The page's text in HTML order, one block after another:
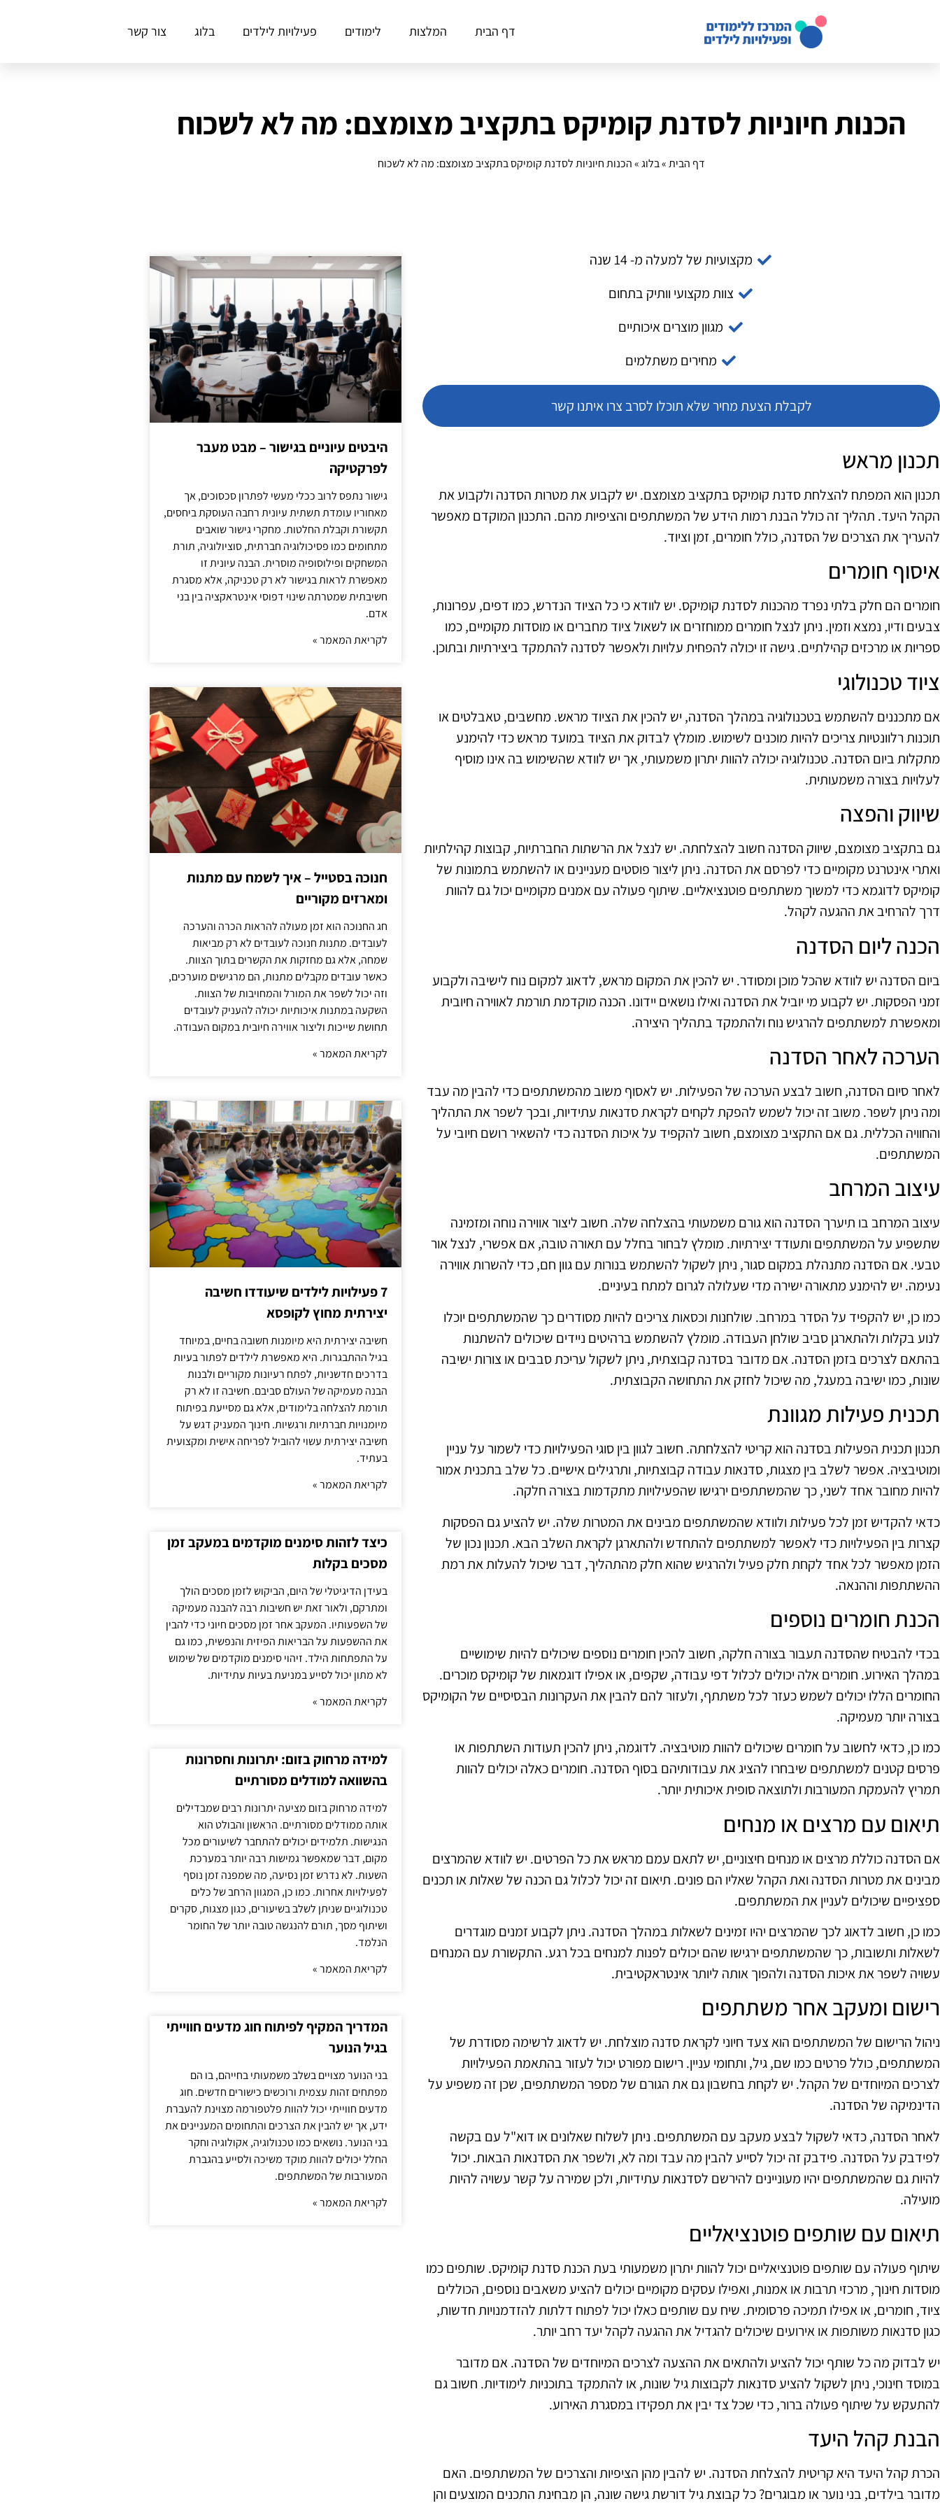
דף הבית המלצות לימודים פעילויות לילדים בלוג צור קשר
הכנות חיוניות לסדנת קומיקס בתקציב מצומצם: מה לא לשכוח
דף הבית»בלוג»הכנות חיוניות לסדנת קומיקס בתקציב מצומצם: מה לא לשכוח
מקצועיות של למעלה מ- 14 שנה
צוות מקצועי וותיק בתחום
מגוון מוצרים איכותיים
מחירים משתלמים
לקבלת הצעת מחיר שלא תוכלו לסרב צרו איתנו קשר
תכנון מראש
תכנון הוא המפתח להצלחת סדנת קומיקס בתקציב מצומצם. יש לקבוע את מטרות הסדנה ולקבוע את
הקהל היעד. תהליך זה כולל הבנת רמות הידע של המשתתפים והציפיות מהם. התכנון המוקדם מאפשר
להעריך את הצרכים של הסדנה, כולל חומרים, זמן וציוד.
איסוף חומרים
חומרים הם חלק בלתי נפרד מהכנות לסדנת קומיקס. יש לוודא כי כל הציוד הנדרש, כמו דפים, עפרונות,
צבעים ודיו, נמצא וזמין. ניתן לנצל חומרים ממוחזרים או לשאול ציוד מחברים או מוסדות מקומיים, כמו
ספריות או מרכזים קהילתיים. גישה זו יכולה להפחית עלויות ולאפשר לסדנה להתמקד ביצירתיות ובתוכן.
ציוד טכנולוגי
אם מתכננים להשתמש בטכנולוגיה במהלך הסדנה, יש להכין את הציוד מראש. מחשבים, טאבלטים או
תוכנות רלוונטיות צריכים להיות מוכנים לשימוש. מומלץ לבדוק את הציוד במועד מראש כדי להימנע
מתקלות ביום הסדנה. טכנולוגיה יכולה להוות יתרון משמעותי, אך יש לוודא שהשימוש בה אינו מוסיף
לעלויות בצורה משמעותית.
שיווק והפצה
גם בתקציב מצומצם, שיווק הסדנה חשוב להצלחתה. יש לנצל את הרשתות החברתיות, קבוצות קהילתיות
ואתרי אינטרנט מקומיים כדי לפרסם את הסדנה. ניתן ליצור פוסטים מעניינים או להשתמש בתמונות של
קומיקס לדוגמא כדי למשוך משתתפים פוטנציאליים. שיתוף פעולה עם אמנים מקומיים יכול גם להוות
דרך להרחיב את ההגעה לקהל.
הכנה ליום הסדנה
ביום הסדנה יש לוודא שהכל מוכן ומסודר. יש להכין את המקום מראש, לדאוג למקום נוח לישיבה ולקבוע
זמני הפסקות. יש לקבוע מי יוביל את הסדנה ואילו נושאים יידונו. הכנה מוקדמת תורמת לאווירה חיובית
ומאפשרת למשתתפים להרגיש נוח ולהתמקד בתהליך היצירה.
הערכה לאחר הסדנה
לאחר סיום הסדנה, חשוב לבצע הערכה של הפעילות. יש לאסוף משוב מהמשתתפים כדי להבין מה עבד
ומה ניתן לשפר. משוב זה יכול לשמש להפקת לקחים לקראת סדנאות עתידיות, ובכך לשפר את התהליך
והחוויה הכללית. גם אם התקציב מצומצם, חשוב להקפיד על איכות הסדנה כדי להשאיר רושם חיובי על
המשתתפים.
עיצוב המרחב
עיצוב המרחב בו תיערך הסדנה הוא גורם משמעותי בהצלחה שלה. חשוב ליצור אווירה נוחה ומזמינה
שתשפיע על המשתתפים ותעודד יצירתיות. מומלץ לבחור בחלל עם תאורה טובה, אם אפשרי, לנצל אור
טבעי. אם הסדנה מתנהלת במקום סגור, ניתן לשקול להשתמש בנורות עם גוון חם, כדי להשרות אווירה
נעימה. יש להימנע מתאורה ישירה מדי שעלולה לגרום למתח בעיניים.
כמו כן, יש להקפיד על הסדר במרחב. שולחנות וכסאות צריכים להיות מסודרים כך שהמשתתפים יוכלו
לנוע בקלות ולהתארגן סביב שולחן העבודה. מומלץ להשתמש ברהיטים ניידים שיכולים להשתנות
בהתאם לצרכים בזמן הסדנה. אם מדובר בסדנה קבוצתית, ניתן לשקול עריכת סבבים או צורות ישיבה
שונות, כמו ישיבה במעגל, מה שיכול לחזק את התחושה הקבוצתית.
תכנית פעילות מגוונת
תכנון תכנית הפעילות בסדנה הוא קריטי להצלחתה. חשוב לגוון בין סוגי הפעילויות כדי לשמור על עניין
ומוטיבציה. אפשר לשלב בין מצגות, סדנאות עבודה קבוצתיות, ותרגילים אישיים. כל שלב בתכנית אמור
להיות מחובר אחד לשני, כך שהמשתתפים ירגישו שהפעילויות מתקדמות בצורה חלקה.
כדאי להקדיש זמן לכל פעילות ולוודא שהמשתתפים מבינים את המטרות שלה. יש להציע גם הפסקות
קצרות בין הפעילויות כדי לאפשר למשתתפים להתחדש ולהתארגן לקראת השלב הבא. תכנון נכון של
הזמן מאפשר לכל אחד לקחת חלק פעיל ולהרגיש שהוא חלק מהתהליך, דבר שיכול להעלות את רמת
ההשתתפות וההנאה.
הכנת חומרים נוספים
בכדי להבטיח שהסדנה תעבור בצורה חלקה, חשוב להכין חומרים נוספים שיכולים להיות שימושיים
במהלך האירוע. חומרים אלה יכולים לכלול דפי עבודה, שקפים, או אפילו דוגמאות של קומיקס מוכרים.
החומרים הללו יכולים לשמש כעזר לכל משתתף, ולעזור להם להבין את העקרונות הבסיסיים של הקומיקס
בצורה יותר מעמיקה.
כמו כן, כדאי לחשוב על חומרים שיכולים להוות מוטיבציה. לדוגמה, ניתן להכין תעודות השתתפות או
פרסים קטנים למשתתפים שיבחרו להציג את עבודותיהם בסוף הסדנה. חומרים כאלה יכולים להוות
תמריץ להעמקת המעורבות ולתוצאה סופית איכותית יותר.
תיאום עם מרצים או מנחים
אם הסדנה כוללת מרצים או מנחים חיצוניים, יש לתאם עמם מראש את כל הפרטים. יש לוודא שהמרצים
מבינים את מטרות הסדנה ואת הקהל שאליו הם פונים. תיאום זה יכול לכלול גם הכנה של שאלות או תכנים
ספציפיים שיכולים לעניין את המשתתפים.
כמו כן, חשוב לדאוג לכך שהמרצים יהיו זמינים לשאלות במהלך הסדנה. ניתן לקבוע זמנים מוגדרים
לשאלות ותשובות, כך שהמשתתפים ירגישו שהם יכולים לפנות למנחים בכל רגע. התקשורת עם המנחים
עשויה לשפר את איכות הסדנה ולהפוך אותה ליותר אינטראקטיבית.
רישום ומעקב אחר משתתפים
ניהול הרישום של המשתתפים הוא צעד חיוני לקראת סדנה מוצלחת. יש לדאוג לרשימה מסודרת של
המשתתפים, כולל פרטים כמו שם, גיל, ותחומי עניין. רישום מפורט יכול לעזור בהתאמת הפעילויות
לצרכים המיוחדים של הקהל. יש לקחת בחשבון גם את הגורם של מספר המשתתפים, שכן זה משפיע על
הדינמיקה של הסדנה.
לאחר הסדנה, כדאי לשקול לבצע מעקב עם המשתתפים. ניתן לשלוח שאלונים או דוא"ל עם בקשה
לפידבק על הסדנה. פידבק זה יכול לסייע להבין מה עבד ומה לא, ולשפר את הסדנאות הבאות. יכול
להיות גם שהמשתתפים יהיו מעוניינים להירשם לסדנאות עתידיות, ולכן שמירה על קשר עשויה להיות
מועילה.
תיאום עם שותפים פוטנציאליים
שיתוף פעולה עם שותפים פוטנציאליים יכול להוות יתרון משמעותי בעת הכנת סדנת קומיקס. שותפים כמו
מוסדות חינוך, מרכזי תרבות או אמנות, ואפילו עסקים מקומיים יכולים להציע משאבים נוספים, הכוללים
ציוד, חומרים, או אפילו תמיכה פרסומית. שיח עם שותפים כאלו יכול לפתוח דלתות להזדמנויות חדשות,
כגון סדנאות משותפות או אירועים שיכולים להגדיל את ההגעה לקהל יעד רחב יותר.
יש לבדוק מה כל שותף יכול להציע ולהתאים את ההצעה לצרכים המיוחדים של הסדנה. אם מדובר
במוסד חינוכי, ניתן לשקול להציע סדנאות לקבוצות גיל שונות, או להתמקד בתוכניות לימודיות. חשוב גם
להתעקש על שיתוף פעולה ברור, כדי שכל צד יבין את תפקידו במסגרת האירוע.
הבנת קהל היעד
הכרת קהל היעד היא קריטית להצלחת הסדנה. יש להבין מהן הציפיות והצרכים של המשתתפים. האם
מדובר בילדים, בני נוער או מבוגרים? כל קבוצת גיל דורשת גישה שונה, הן מבחינת התכנים המוצעים והן
היבטים עיוניים בגישור – מבט מעבר
לפרקטיקה
גישור נתפס לרוב ככלי מעשי לפתרון סכסוכים, אך
מאחוריו עומדת תשתית עיונית רחבה העוסקת ביחסים,
תקשורת וקבלת החלטות. מחקרי גישור שואבים
מתחומים כמו פסיכולוגיה חברתית, סוציולוגיה, תורת
המשחקים ופילוסופיה מוסרית. הבנה עיונית זו
מאפשרת לראות בגישור לא רק טכניקה, אלא מסגרת
חשיבתית שמטרתה שינוי דפוסי אינטראקציה בין בני
אדם.
לקריאת המאמר »
חנוכה בסטייל – איך לשמח עם מתנות
ומארזים מקוריים
חג החנוכה הוא זמן מעולה להראות הכרה והערכה
לעובדים. מתנות חנוכה לעובדים לא רק מביאות
שמחה, אלא גם מחזקות את הקשרים בתוך הצוות.
כאשר עובדים מקבלים מתנות, הם מרגישים מוערכים,
וזה יכול לשפר את המורל והמחויבות של הצוות.
השקעה במתנות איכותיות יכולה להעניק לעובדים
תחושת שייכות וליצור אווירה חיובית במקום העבודה.
לקריאת המאמר »
7 פעילויות לילדים שיעודדו חשיבה
יצירתית מחוץ לקופסא
חשיבה יצירתית היא מיומנות חשובה בחיים, במיוחד
בגיל ההתבגרות. היא מאפשרת לילדים לפתור בעיות
בדרכים חדשניות, לפתח רעיונות מקוריים ולבנות
הבנה מעמיקה של העולם סביבם. חשיבה זו לא רק
תורמת להצלחה בלימודים, אלא גם מסייעת בפיתוח
מיומנויות חברתיות ורגשיות. חינוך המעניק דגש על
חשיבה יצירתית עשוי להוביל לפריחה אישית ומקצועית
בעתיד.
לקריאת המאמר »
כיצד לזהות סימנים מוקדמים במעקב זמן
מסכים בקלות
בעידן הדיגיטלי של היום, הביקוש לזמן מסכים הולך
ומתרקם, ולאור זאת יש חשיבות רבה להבנה מעמיקה
של השפעותיו. המעקב אחר זמן מסכים חיוני כדי להבין
את ההשפעות על הבריאות הפיזית והנפשית, כמו גם
על התפתחות הילד. זיהוי סימנים מוקדמים של שימוש
לא מתון יכול לסייע במניעת בעיות עתידיות.
לקריאת המאמר »
למידה מרחוק בזום: יתרונות וחסרונות
בהשוואה למודלים מסורתיים
למידה מרחוק בזום מציעה יתרונות רבים שמבדילים
אותה ממודלים מסורתיים. הראשון והבולט הוא
הנגישות. תלמידים יכולים להתחבר לשיעורים מכל
מקום, דבר שמאפשר גמישות רבה יותר במערכת
השעות. לא נדרש זמן נסיעה, מה שמפנה זמן נוסף
לפעילויות אחרות. כמו כן, המגוון הרחב של כלים
טכנולוגיים שניתן לשלב בשיעורים, כגון מצגות, סקרים
ושיתוף מסך, תורם להנגשה טובה יותר של החומר
הנלמד.
לקריאת המאמר »
המדריך המקיף לפיתוח חוג מדעים חווייתי
בגיל הנוער
בני הנוער מצויים בשלב משמעותי בחייהם, בו הם
מפתחים זהות עצמית ורוכשים כישורים חדשים. חוג
מדעים חווייתי יכול להוות פלטפורמה מצוינת להעברת
ידע, אך יש להבין את הצרכים והתחומים המעניינים את
בני הנוער. נושאים כמו טכנולוגיה, אקולוגיה וחקר
החלל יכולים להוות מוקד משיכה ולסייע בהגברת
המעורבות של המשתתפים.
לקריאת המאמר »